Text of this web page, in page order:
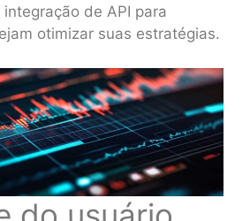
de API para
otimizar suas estratégias.